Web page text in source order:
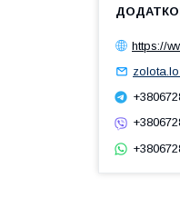
https://